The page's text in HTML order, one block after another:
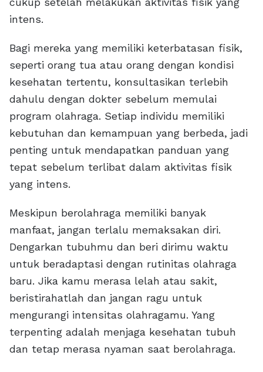
intens.
Bagi mereka yang memiliki keterbatasan fisik,
seperti orang tua atau orang dengan kondisi
kesehatan tertentu, konsultasikan terlebih
dahulu dengan dokter sebelum memulai
program olahraga. Setiap individu memiliki
kebutuhan dan kemampuan yang berbeda, jadi
penting untuk mendapatkan panduan yang
tepat sebelum terlibat dalam aktivitas fisik
yang intens.
Meskipun berolahraga memiliki banyak
manfaat, jangan terlalu memaksakan diri.
Dengarkan tubuhmu dan beri dirimu waktu
untuk beradaptasi dengan rutinitas olahraga
baru. Jika kamu merasa lelah atau sakit,
beristirahatlah dan jangan ragu untuk
mengurangi intensitas olahragamu. Yang
terpenting adalah menjaga kesehatan tubuh
dan tetap merasa nyaman saat berolahraga.